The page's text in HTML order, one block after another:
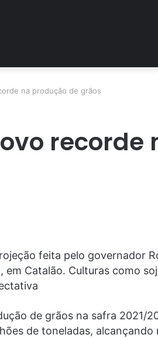
na produção de grãos
recorde
feita pelo governador
em Catalão. Culturas como
de grãos na safra 2021/
de toneladas,